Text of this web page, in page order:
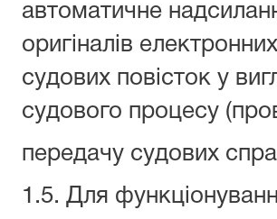
автоматичне
оригіналів
судових повісток у
судового процесу
передачу судових
1.5. Для